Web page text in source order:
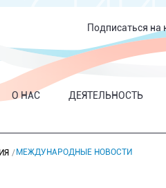
Подписаться на
О НАС ДЕЯТЕЛЬНОСТЬ
МЕЖДУНАРОДНЫЕ НОВОСТИ